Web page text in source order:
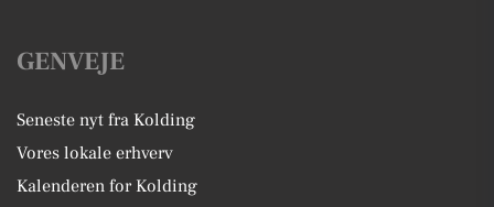
GENVEJE
Seneste nyt fra Kolding
Vores lokale erhverv
Kalenderen for Kolding